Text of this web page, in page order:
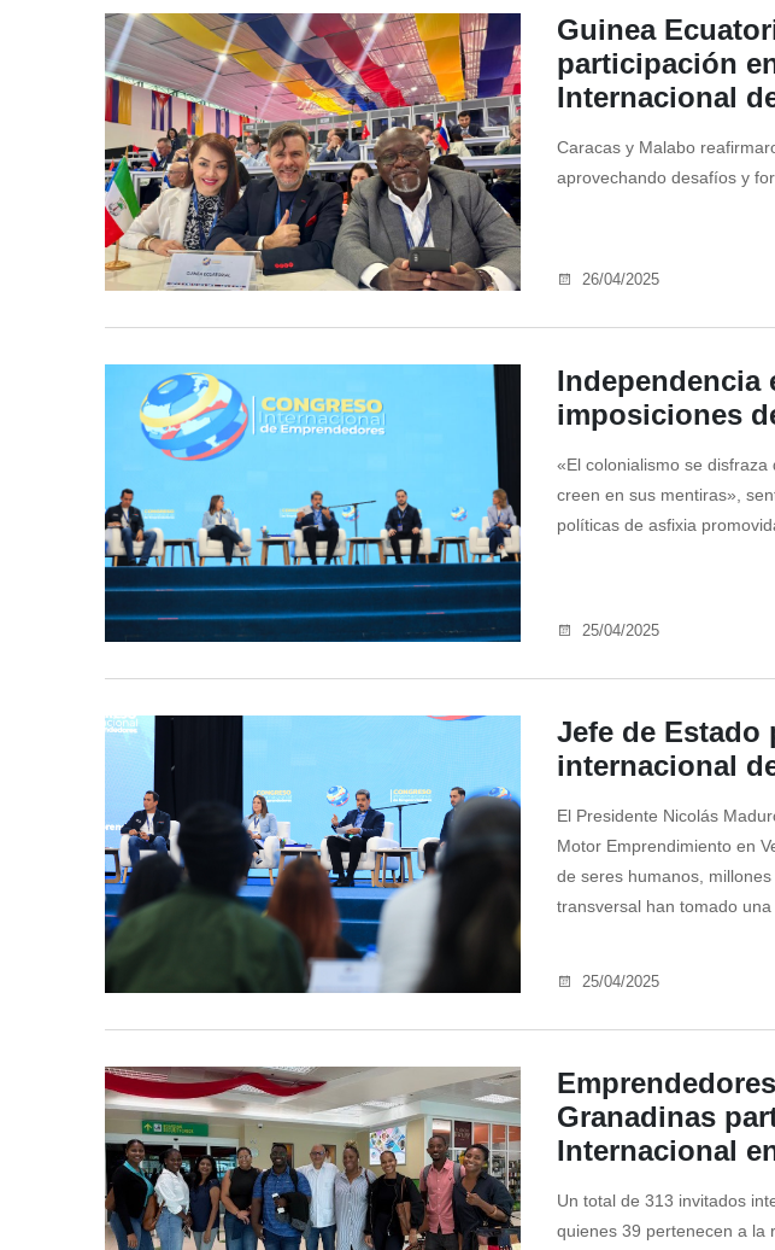
Guinea
participación
Internacional
Caracas y Malabo
aprovechando desafíos y
26/04/2025
Independencia
imposiciones
«El colonialismo se
creen en sus mentiras»,
políticas de asfixia
25/04/2025
Jefe de Estado
internacional
El Presidente Nicolás
Motor Emprendimiento en
de seres humanos,
transversal han tomado
25/04/2025
Granadinas
Internacional
Un total de 313 invitados
quienes 39 pertenecen a la